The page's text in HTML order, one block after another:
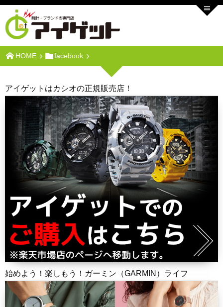
HOME facebook
アイゲットはカシオの正規販売店！
始めよう！楽しもう！ガーミン（GARMIN）ライフ